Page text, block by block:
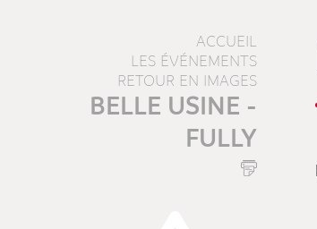
ACCUEIL
LES ÉVÉNEMENTS
RETOUR EN IMAGES
BELLE USINE -
FULLY